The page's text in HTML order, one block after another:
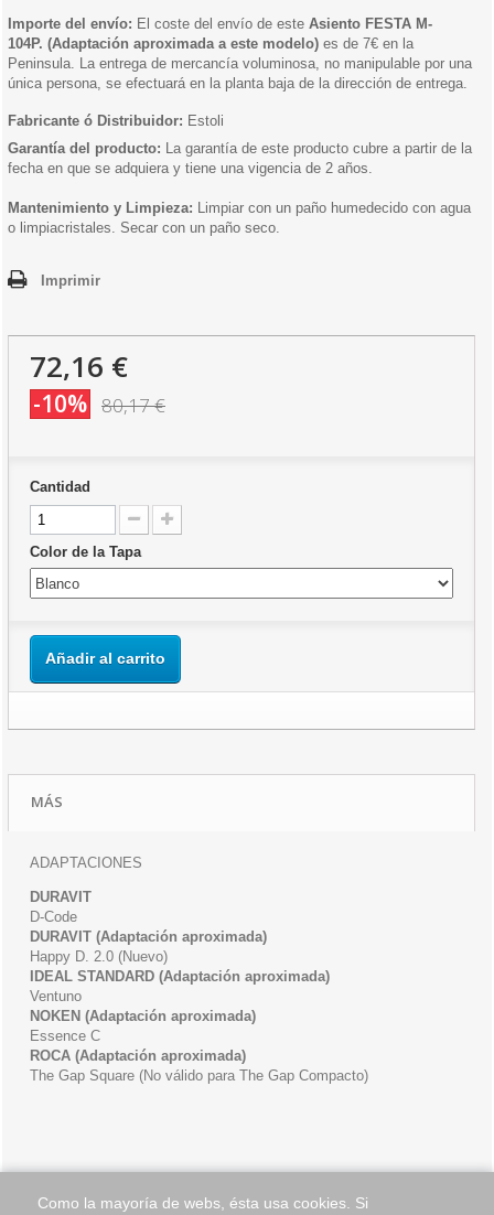
Importe del envío: El coste del envío de este Asiento FESTA M-
104P. (Adaptación aproximada a este modelo) es de 7€ en la
Peninsula. La entrega de mercancía voluminosa, no manipulable por una
única persona, se efectuará en la planta baja de la dirección de entrega.
Fabricante ó Distribuidor: Estoli
Garantía del producto: La garantía de este producto cubre a partir de la
fecha en que se adquiera y tiene una vigencia de 2 años.
Mantenimiento y Limpieza: Limpiar con un paño humedecido con agua
o limpiacristales. Secar con un paño seco.
Imprimir
72,16 €
-10% 80,17 €
Cantidad
Color de la Tapa
Añadir al carrito
MÁS
ADAPTACIONES
DURAVIT
D-Code
DURAVIT (Adaptación aproximada)
Happy D. 2.0 (Nuevo)
IDEAL STANDARD (Adaptación aproximada)
Ventuno
NOKEN (Adaptación aproximada)
Essence C
ROCA (Adaptación aproximada)
The Gap Square (No válido para The Gap Compacto)
Como la mayoría de webs, ésta usa cookies. Si